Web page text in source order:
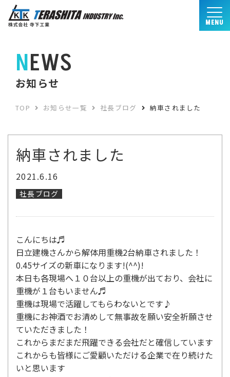
MENU
NEWS
お知らせ
TOP お知らせ一覧 社長ブログ 納車されました
納車されました
2021.6.16
社長ブログ
こんにちは♬
日立建機さんから解体用重機2台納車されました！
0.45サイズの新車になります!(^^)!
本日も各現場へ１０台以上の重機が出ており、会社に
重機が１台もいません♬
重機は現場で活躍してもらわないとです♪
重機にお神酒でお清めして無事故を願い安全祈願させ
ていただきました！
これからまだまだ飛躍できる会社だと確信しています
これからも皆様にご愛顧いただける企業で在り続けた
いと思います